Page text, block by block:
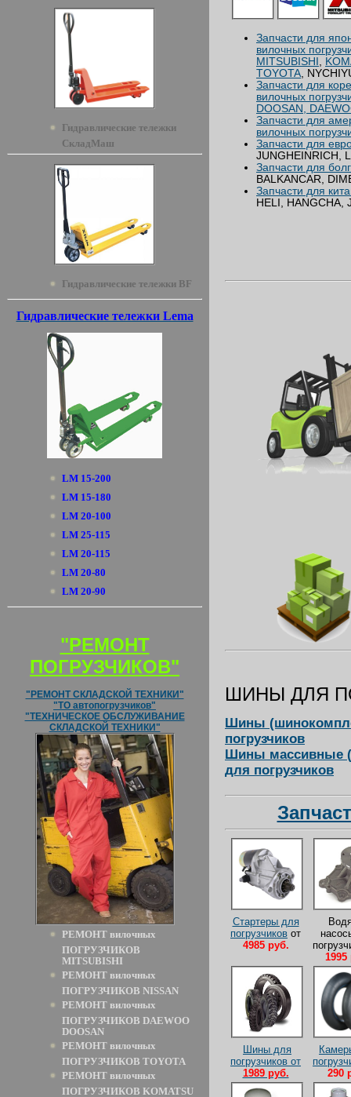
Гидравлические тележки
СкладМаш
Гидравлические тележки BF
Гидравлические тележки Lema
LM 15-200
LM 15-180
LM 20-100
LM 25-115
LM 20-115
LM 20-80
LM 20-90
"РЕМОНТ
ПОГРУЗЧИКОВ"
"РЕМОНТ СКЛАДСКОЙ ТЕХНИКИ"
"ТО автопогрузчиков"
"ТЕХНИЧЕСКОЕ ОБСЛУЖИВАНИЕ
СКЛАДСКОЙ ТЕХНИКИ"
РЕМОНТ вилочных
ПОГРУЗЧИКОВ
MITSUBISHI
РЕМОНТ вилочных
ПОГРУЗЧИКОВ NISSAN
РЕМОНТ вилочных
ПОГРУЗЧИКОВ DAEWOO
DOOSAN
РЕМОНТ вилочных
ПОГРУЗЧИКОВ TOYOTA
РЕМОНТ вилочных
ПОГРУЗЧИКОВ KOMATSU
Запчасти для
вилочных
MITSUBISHI ,
TOYOTA,
Запчасти для
вилочных
DOOSAN,
Запчасти для
вилочных
Запчасти для
JUNGHEINRICH,
Запчасти для
BALKANCAR,
Запчасти для
HELI, HANGCHA,
ШИНЫ ДЛЯ
Шины
погрузчиков
Шины массивные
для погрузчиков
Стартеры для
погрузчиков от
4985 руб.
1995
Шины для
погрузчиков от
1989 руб.
290